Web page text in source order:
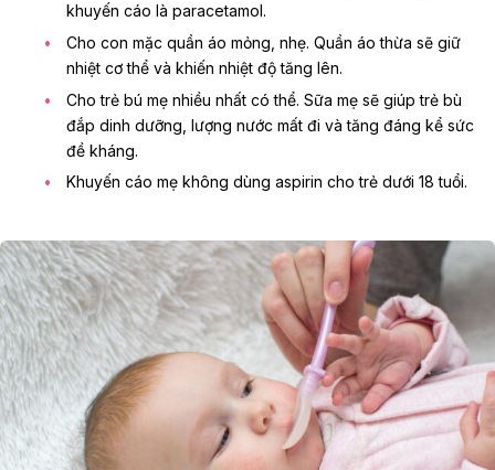
khuyến cáo là paracetamol.
Cho con mặc quần áo mỏng, nhẹ. Quần áo thừa sẽ giữ
nhiệt cơ thể và khiến nhiệt độ tăng lên.
Cho trẻ bú mẹ nhiều nhất có thể. Sữa mẹ sẽ giúp trẻ bù
đắp dinh dưỡng, lượng nước mất đi và tăng đáng kể sức
đề kháng.
Khuyến cáo mẹ không dùng aspirin cho trẻ dưới 18 tuổi.